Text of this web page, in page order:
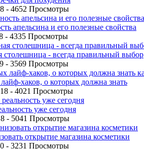
- 4652 Просмотры
апельсина и его полезные свойства
- 4335 Просмотры
столешница - всегда правильный выбор
- 3569 Просмотры
хаков, о которых должна знать
- 4021 Просмотры
уже сегодня
- 5041 Просмотры
открытие магазина косметики
- 3231 Просмотры